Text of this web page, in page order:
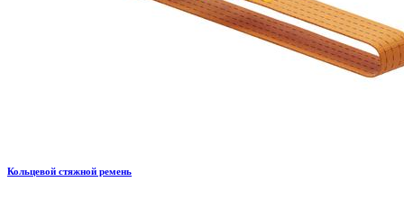
Кольцевой стяжной ремень